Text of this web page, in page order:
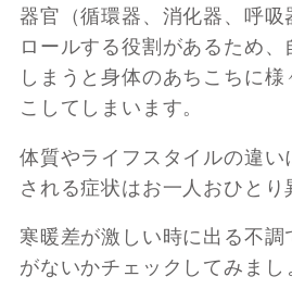
器官（循環器、消化器、呼吸
ロールする役割があるため、
しまうと身体のあちこちに様
こしてしまいます。
体質やライフスタイルの違い
される症状はお一人おひとり
寒暖差が激しい時に出る不調
がないかチェックしてみまし